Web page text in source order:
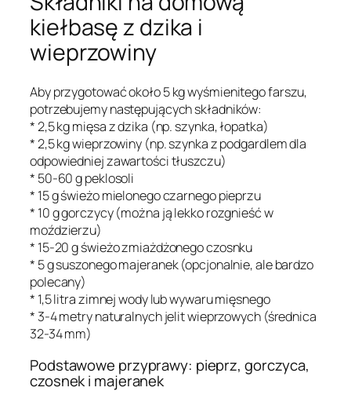
kiełbasę z dzika i
wieprzowiny
Aby przygotować około 5 kg wyśmienitego farszu,
potrzebujemy następujących składników:
* 2,5 kg mięsa z dzika (np. szynka, łopatka)
* 2,5 kg wieprzowiny (np. szynka z podgardlem dla
odpowiedniej zawartości tłuszczu)
* 50-60 g peklosoli
* 15 g świeżo mielonego czarnego pieprzu
* 10 g gorczycy (można ją lekko rozgnieść w
moździerzu)
* 15-20 g świeżo zmiażdżonego czosnku
* 5 g suszonego majeranek (opcjonalnie, ale bardzo
polecany)
* 1,5 litra zimnej wody lub wywaru mięsnego
* 3-4 metry naturalnych jelit wieprzowych (średnica
32-34 mm)
Podstawowe przyprawy: pieprz, gorczyca,
czosnek i majeranek